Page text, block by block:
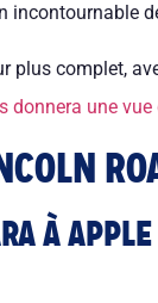
plus complet,
donnera une
À